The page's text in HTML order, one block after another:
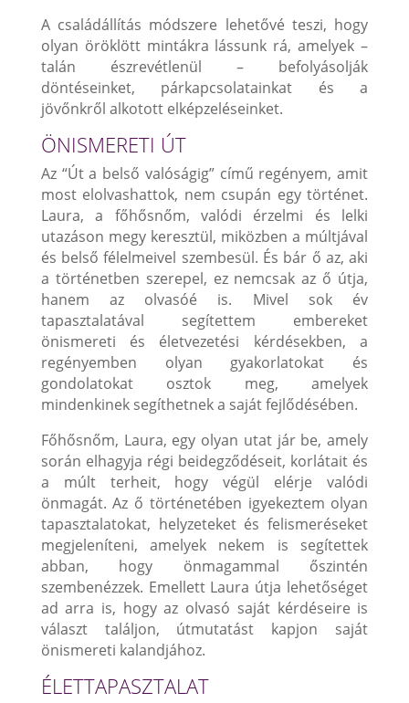
A családállítás módszere lehetővé teszi, hogy
olyan öröklött mintákra lássunk rá, amelyek –
talán észrevétlenül – befolyásolják
döntéseinket, párkapcsolatainkat és a
jövőnkről alkotott elképzeléseinket.
ÖNISMERETI ÚT
Az “Út a belső valóságig” című regényem, amit
most elolvashattok, nem csupán egy történet.
Laura, a főhősnőm, valódi érzelmi és lelki
utazáson megy keresztül, miközben a múltjával
és belső félelmeivel szembesül. És bár ő az, aki
a történetben szerepel, ez nemcsak az ő útja,
hanem az olvasóé is. Mivel sok év
tapasztalatával segítettem embereket
önismereti és életvezetési kérdésekben, a
regényemben olyan gyakorlatokat és
gondolatokat osztok meg, amelyek
mindenkinek segíthetnek a saját fejlődésében.
Főhősnőm, Laura, egy olyan utat jár be, amely
során elhagyja régi beidegződéseit, korlátait és
a múlt terheit, hogy végül elérje valódi
önmagát. Az ő történetében igyekeztem olyan
tapasztalatokat, helyzeteket és felismeréseket
megjeleníteni, amelyek nekem is segítettek
abban, hogy önmagammal őszintén
szembenézzek. Emellett Laura útja lehetőséget
ad arra is, hogy az olvasó saját kérdéseire is
választ találjon, útmutatást kapjon saját
önismereti kalandjához.
ÉLETTAPASZTALAT